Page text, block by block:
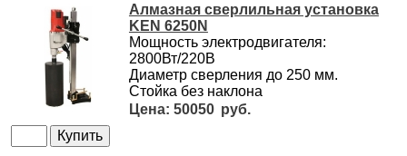
Алмазная сверлильная установка
KEN 6250N
Мощность электродвигателя:
2800Вт/220В
Диаметр сверления до 250 мм.
Стойка без наклона
50050